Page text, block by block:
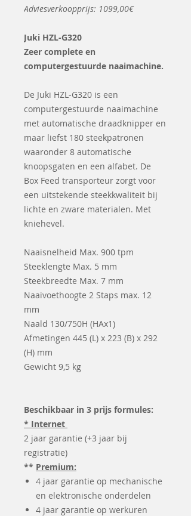
Adviesverkoopprijs: 1099,00€
Juki HZL-G320
Zeer complete en
computergestuurde naaimachine.
De Juki HZL-G320 is een
computergestuurde naaimachine
met automatische draadknipper en
maar liefst 180 steekpatronen
waaronder 8 automatische
knoopsgaten en een alfabet. De
Box Feed transporteur zorgt voor
een uitstekende steekkwaliteit bij
lichte en zware materialen. Met
kniehevel.
Naaisnelheid Max. 900 tpm
Steeklengte Max. 5 mm
Steekbreedte Max. 7 mm
Naaivoethoogte 2 Staps max. 12
mm
Naald 130/750H (HAx1)
Afmetingen 445 (L) x 223 (B) x 292
(H) mm
Gewicht 9,5 kg
Beschikbaar in 3 prijs formules:
* Internet
2 jaar garantie (+3 jaar bij
registratie)
** Premium:
4 jaar garantie op mechanische
en elektronische onderdelen
4 jaar garantie op werkuren